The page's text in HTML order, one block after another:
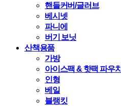
핸들커버/글러브
베시넷
파니에
버기 보닛
산책용품
가방
아이스팩 & 핫팩 파우치
인형
베일
블랭킷